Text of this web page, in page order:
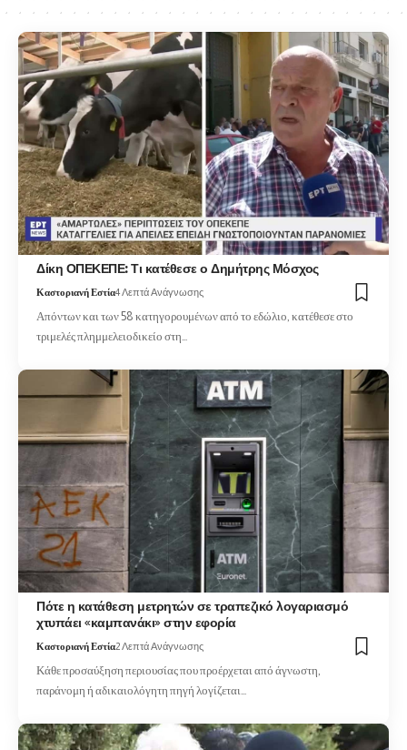
Δίκη ΟΠΕΚΕΠΕ: Τι κατέθεσε ο Δημήτρης Μόσχος
Καστοριανή Εστία4 Λεπτά Ανάγνωσης
Απόντων και των 58 κατηγορουμένων από το εδώλιο, κατέθεσε στο
τριμελές πλημμελειοδικείο στη…
Πότε η κατάθεση μετρητών σε τραπεζικό λογαριασμό
χτυπάει «καμπανάκι» στην εφορία
Καστοριανή Εστία2 Λεπτά Ανάγνωσης
Κάθε προσαύξηση περιουσίας που προέρχεται από άγνωστη,
παράνομη ή αδικαιολόγητη πηγή λογίζεται…